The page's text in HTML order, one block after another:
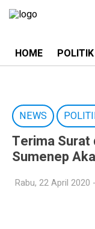
HOME POLITIK
NEWS
Terima Surat
Sumenep
Rabu, 22 April 2020